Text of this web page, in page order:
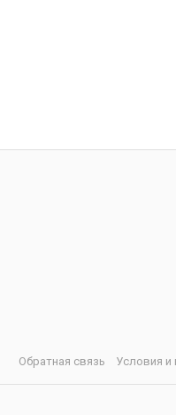
Обратная связь Условия и